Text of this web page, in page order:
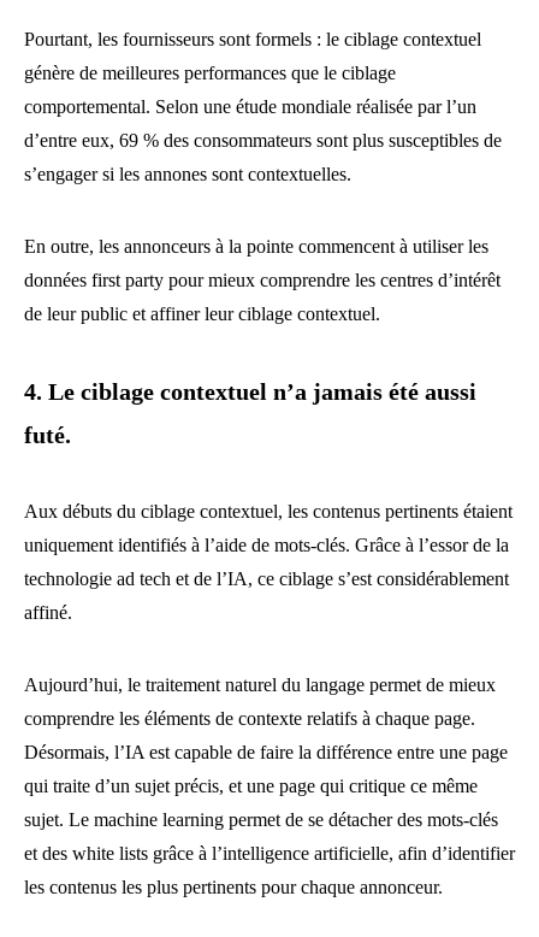
Pourtant, les fournisseurs sont formels : le ciblage contextuel
génère de meilleures performances que le ciblage
comportemental. Selon une étude mondiale réalisée par l’un
d’entre eux, 69 % des consommateurs sont plus susceptibles de
s’engager si les annones sont contextuelles.
En outre, les annonceurs à la pointe commencent à utiliser les
données first party pour mieux comprendre les centres d’intérêt
de leur public et affiner leur ciblage contextuel.
4. Le ciblage contextuel n’a jamais été aussi
futé.
Aux débuts du ciblage contextuel, les contenus pertinents étaient
uniquement identifiés à l’aide de mots-clés. Grâce à l’essor de la
technologie ad tech et de l’IA, ce ciblage s’est considérablement
affiné.
Aujourd’hui, le traitement naturel du langage permet de mieux
comprendre les éléments de contexte relatifs à chaque page.
Désormais, l’IA est capable de faire la différence entre une page
qui traite d’un sujet précis, et une page qui critique ce même
sujet. Le machine learning permet de se détacher des mots-clés
et des white lists grâce à l’intelligence artificielle, afin d’identifier
les contenus les plus pertinents pour chaque annonceur.